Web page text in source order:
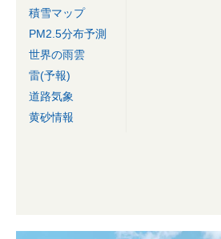
積雪マップ
PM2.5分布予測
世界の雨雲
雷(予報)
道路気象
黄砂情報